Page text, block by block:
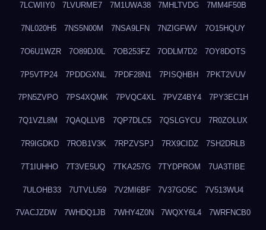
7LCWIIY0 7LVURME7 7M1UWA38 7MHLTVDG 7MM4F50B
7NL020H5 7NS5N00M 7NSA9LFN 7NZIGFWV 7O15HQUY
7O6U1WZR 7O89DJ0L 7OB253FZ 7ODLM7D2 7OY8DOTS
7P5VTP24 7PDDGXNL 7PDF28N1 7PISQHBH 7PKT2VUV
7PN5ZVPO 7PS4XQMK 7PVQC4XL 7PVZ4BY4 7PY3EC1H
7Q1VZL8M 7QAQLLVB 7QP7DLC5 7QSLGYCU 7R0ZOLUX
7R9IGDKD 7ROB1V3K 7RPZVSPJ 7RX9CIDZ 7SH2DRLB
7T1IUHHO 7T3VE5UQ 7TKA257G 7TYDPROM 7UA3TIBE
7ULOHB33 7UTVLU59 7V2MI6BF 7V37GO5C 7V513WU4
7VACJZDW 7WHDQ1JB 7WHY4Z0N 7WQXY6L4 7WRFNCB0